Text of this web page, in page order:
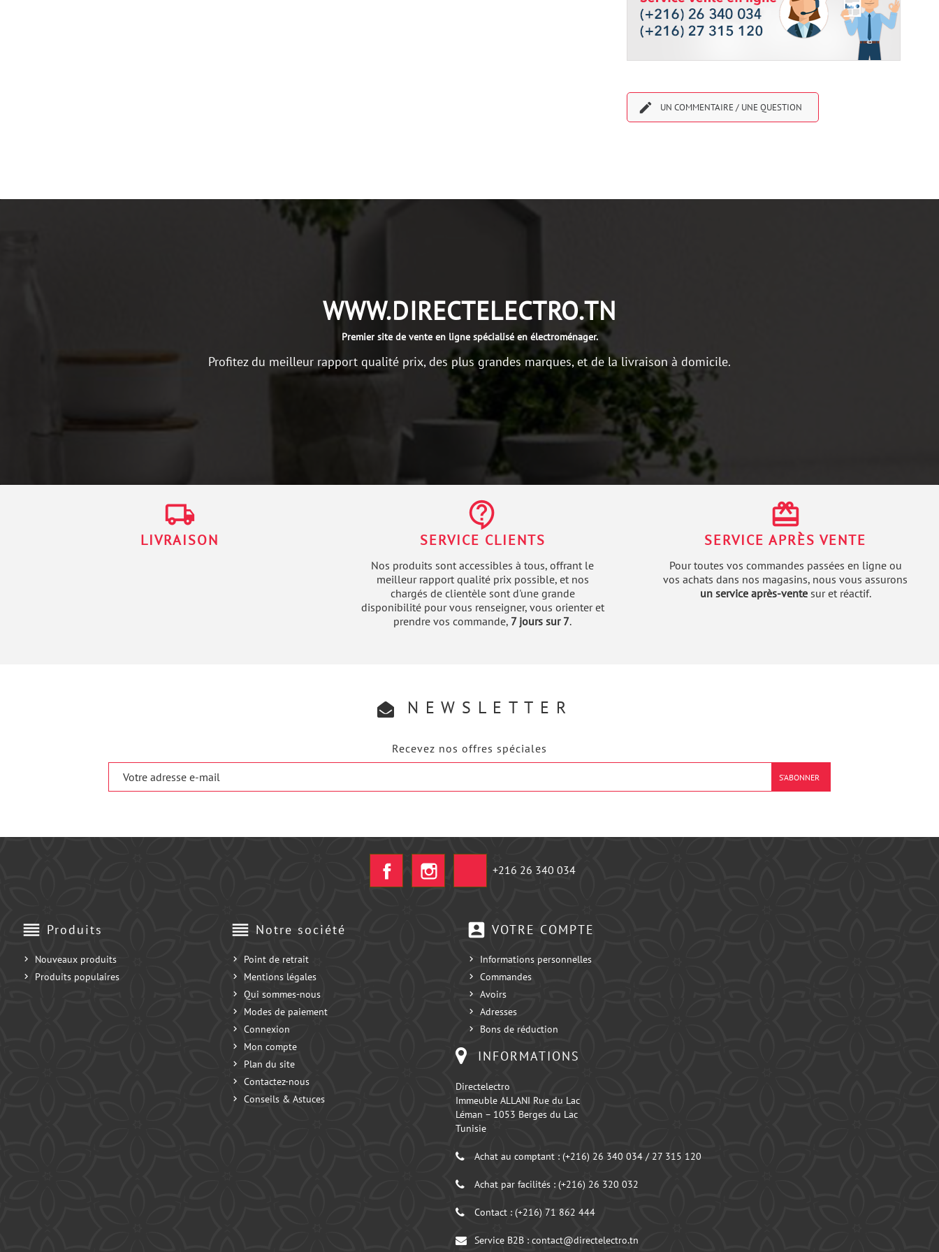
 UN COMMENTAIRE / UNE QUESTION
WWW.DIRECTELECTRO.TN
Premier site de vente en ligne spécialisé en électroménager.
Profitez du meilleur rapport qualité prix, des plus grandes marques, et de la livraison à domicile.
local_shipping
LIVRAISON
contact_support
SERVICE CLIENTS
Nos produits sont accessibles à tous, offrant le
meilleur rapport qualité prix possible, et nos
chargés de clientèle sont d'une grande
disponibilité pour vous renseigner, vous orienter et
prendre vos commande, 7 jours sur 7.
redeem
SERVICE APRÈS VENTE
Pour toutes vos commandes passées en ligne ou
vos achats dans nos magasins, nous vous assurons
un service après-ventesur et réactif.
NEWSLETTER
Recevez nos offres spéciales
Facebook
+216 26 340 034
reorder Produits
Nouveaux produits
Produits populaires
reorder Notre société
Point de retrait
Mentions légales
Qui sommes-nous
Modes de paiement
Connexion
Mon compte
Plan du site
Contactez-nous
Conseils & Astuces
account_box VOTRE COMPTE
Informations personnelles
Commandes
Avoirs
Adresses
Bons de réduction
INFORMATIONS
Directelectro
Immeuble ALLANI Rue du Lac
Léman – 1053 Berges du Lac
Tunisie
Achat au comptant : (+216) 26 340 034 / 27 315 120
Achat par facilités : (+216) 26 320 032
Contact : (+216) 71 862 444
Service B2B : contact@directelectro.tn